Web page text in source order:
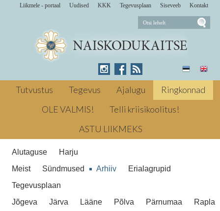
Liikmele - portaal Uudised KKK Tegevusplaan Siseveeb Kontakt
Tegime ajalugu
24. 01. 2024 loodi Harju ringkonna
Tutvustus Tegevus Ajalugu
Ringkonnad
OLE VALMIS!
Telli kriisikoolitus!
ASTU LIIKMEKS
Alutaguse
Harju
Meist
Sündmused Arhiiv
Erialagrupid
Tegevusplaan
Jõgeva
Järva Lääne Põlva Pärnumaa
Rapla